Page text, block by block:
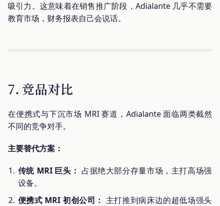
吸引力。这意味着在销售推广阶段，Adialante 几乎不需要
教育市场，财务报表自己会说话。
7. 竞品对比
在便携式与下沉市场 MRI 赛道，Adialante 面临两类截然
不同的竞争对手。
主要替代方案：
传统 MRI 巨头： 占据绝大部分存量市场，主打高场强
设备。
便携式 MRI 初创公司： 主打推到病床边的超低场强头